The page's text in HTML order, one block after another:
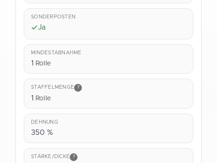
SONDERPOSTEN
Ja
MINDESTABNAHME
1 Rolle
STAFFELMENGE ?
1 Rolle
DEHNUNG
350 %
STÄRKE/DICKE ?